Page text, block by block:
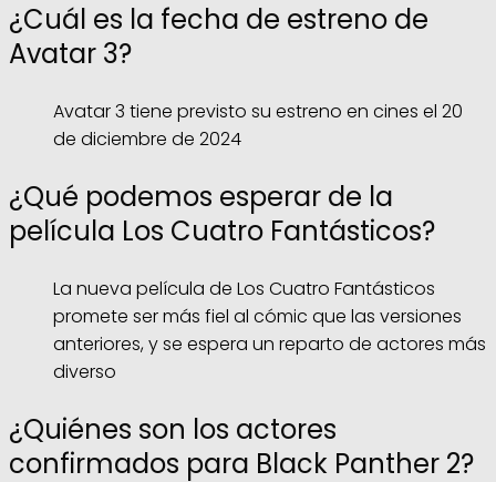
¿Cuál es la fecha de estreno de
Avatar 3?
Avatar 3 tiene previsto su estreno en cines el 20
de diciembre de 2024
¿Qué podemos esperar de la
película Los Cuatro Fantásticos?
La nueva película de Los Cuatro Fantásticos
promete ser más fiel al cómic que las versiones
anteriores, y se espera un reparto de actores más
diverso
¿Quiénes son los actores
confirmados para Black Panther 2?